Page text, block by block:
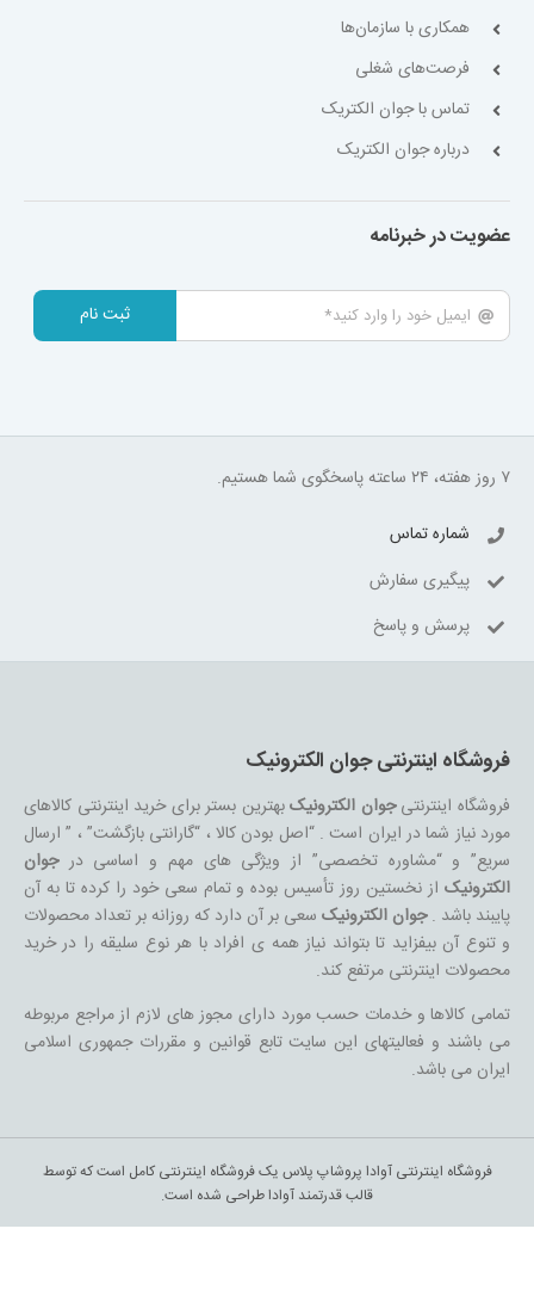
همکاری با سازمان‌ها
فرصت‌های شغلی
تماس با جوان الکتریک
درباره جوان الکتریک
عضویت در خبرنامه
ثبت نام
۷ روز هفته، ۲۴ ساعته پاسخگوی شما هستیم.
شماره تماس
پیگیری سفارش
پرسش و پاسخ
فروشگاه اینترنتی جوان الکترونیک
فروشگاه اینترنتیجوان الکترونیکبهترین بستر برای خرید اینترنتی کالاهای
مورد نیاز شما در ایران است . “اصل بودن کالا ، “گارانتی بازگشت” ، ” ارسال
سریع” و “مشاوره تخصصی” از ویژگی های مهم و اساسی درجوان
الکترونیکاز نخستین روز تأسیس بوده و تمام سعی خود را کرده تا به آن
پایبند باشد .جوان الکترونیکسعی بر آن دارد که روزانه بر تعداد محصولات
و تنوع آن بیفزاید تا بتواند نیاز همه ی افراد با هر نوع سلیقه را در خرید
محصولات اینترنتی مرتفع کند.
تمامی کالاها و خدمات حسب مورد دارای مجوز های لازم از مراجع مربوطه
می باشند و فعالیتهای این سایت تابع قوانین و مقررات جمهوری اسلامی
ایران می باشد.
فروشگاه اینترنتی آوادا پروشاپ پلاس یک فروشگاه اینترنتی کامل است که توسط
قالب قدرتمند آوادا طراحی شده است.